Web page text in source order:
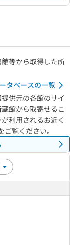
等から取得した所
タベースの一覧
供元の各館のサイ
館から取寄せるこ
利用されるお近く
ご覧ください。